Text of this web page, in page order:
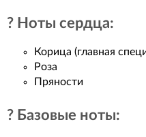
? Ноты сердца:
Корица (главная
Роза
Пряности
? Базовые ноты: